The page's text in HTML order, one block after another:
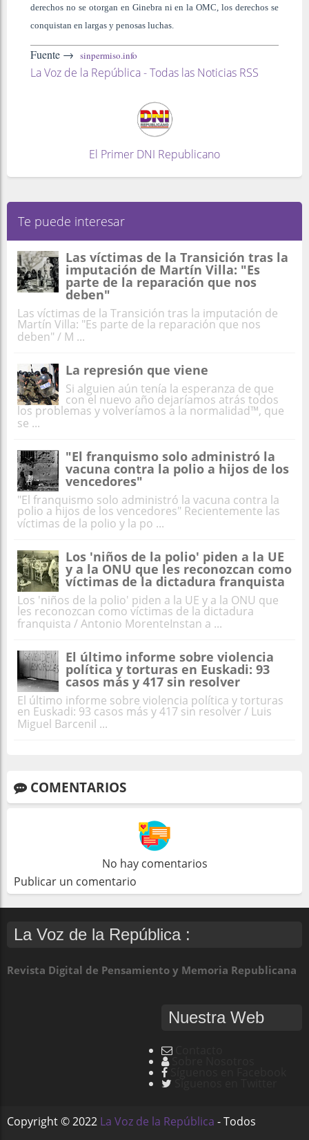
derechos no se otorgan en Ginebra ni en la OMC, los derechos se
conquistan en largas y penosas luchas.
Fuente → sinpermiso.info
La Voz de la República - Todas las Noticias RSS
El Primer DNI Republicano
Te puede interesar
Las víctimas de la Transición tras la
imputación de Martín Villa: "Es
parte de la reparación que nos
deben"
Las víctimas de la Transición tras la imputación de
Martín Villa: "Es parte de la reparación que nos
deben" / M ...
La represión que viene
Si alguien aún tenía la esperanza de que
con el nuevo año dejaríamos atrás todos
los problemas y volveríamos a la normalidad™, que
se ...
"El franquismo solo administró la
vacuna contra la polio a hijos de los
vencedores"
"El franquismo solo administró la vacuna contra la
polio a hijos de los vencedores" Recientemente las
víctimas de la polio y la po ...
Los 'niños de la polio' piden a la UE
y a la ONU que les reconozcan como
víctimas de la dictadura franquista
Los 'niños de la polio' piden a la UE y a la ONU que
les reconozcan como víctimas de la dictadura
franquista / Antonio MorenteInstan a ...
El último informe sobre violencia
política y torturas en Euskadi: 93
casos más y 417 sin resolver
El último informe sobre violencia política y torturas
en Euskadi: 93 casos más y 417 sin resolver / Luis
Miguel Barcenil ...
COMENTARIOS
No hay comentarios
Publicar un comentario
La Voz de la República :
Revista Digital de Pensamiento y Memoria Republicana
Nuestra Web
Copyright ©2022 La Voz de la República - Todos